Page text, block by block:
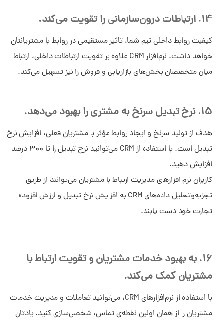
14. ارتباطات درون‌سازمانی را تقویت می‌کند.
کیفیت روابط داخلی تیم شما، تاثیر مستقیمی در روابط با مشتریانتان
خواهد داشت. نرم‌افزار CRM علاوه بر تقویت ارتباطات داخلی، ارتباط
میان متخصصان بخش‌های بازاریابی و فروش را نیز تسهیل می‌کند.
15. نرخ تبدیل سرنخ به مشتری را بهبود می‌دهد.
هدف از تولید سرنخ و ایجاد روابط مؤثر با مشتریان فعلی، افزایش نرخ
تبدیل است. با استفاده از CRM می‌توانید نرخ تبدیل را تا 300 درصد
افزایش دهید.
کاربران نرم افزارهای مدیریت ارتباط با مشتریان می‌توانند از طریق
تجزیه‌و‌تحلیل داده‌های CRM به افزایش نرخ تبدیل و ارزش افزوده
تجارت خود دست یابند.
16. به بهبود خدمات مشتریان و تقویت ارتباط با
مشتریان کمک می‌کند.
با استفاده از نرم‌افزارهای CRM، می‌توانید تعاملات و مدیریت خدمات
مشتریان را از همان اولین نقطه‌ی تماس، شخصی‌سازی کنید. یادتان